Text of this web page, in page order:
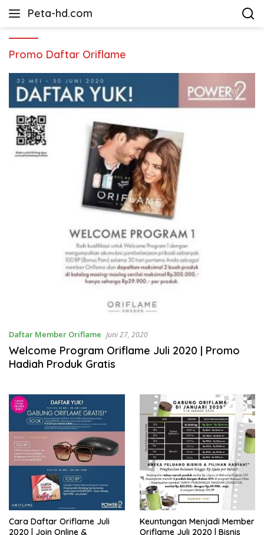
Peta-hd.com
Kumpulan
HD
Promo Daftar Oriflame
Daftar Member Oriflame Juni 27, 2020
Welcome Program Oriflame Juli 2020 | Promo
Hadiah Produk Gratis
Cara Daftar Oriflame Juli
2020 | Join Online &
Keuntungan Menjadi Member
Oriflame Juli 2020 | Bisnis